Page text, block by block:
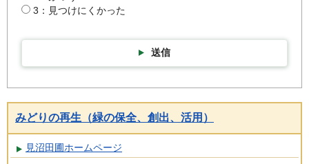
3：見つけにくかった
送信
みどりの再生（緑の保全、創出、活用）
見沼田圃ホームページ